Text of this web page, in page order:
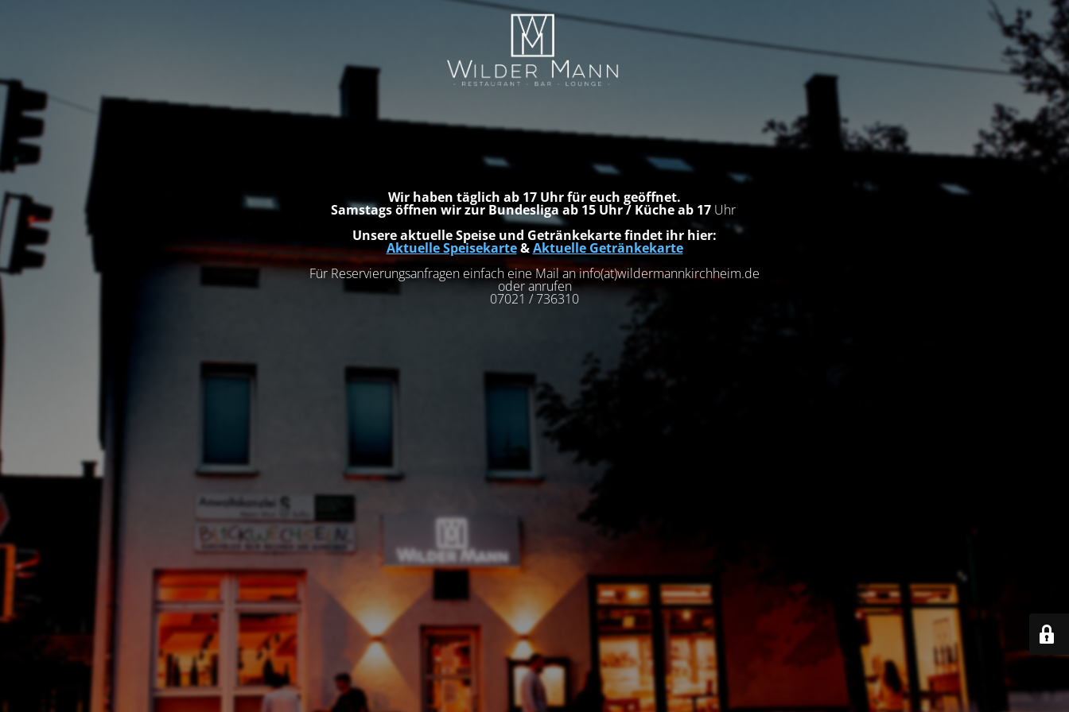
Wir haben täglich ab 17 Uhr für euch geöffnet.
Samstags öffnen wir zur Bundesliga ab 15 Uhr / Küche ab 17 Uhr
Unsere aktuelle Speise und Getränkekarte findet ihr hier:
Aktuelle Speisekarte&Aktuelle Getränkekarte
Für Reservierungsanfragen einfach eine Mail an info(at)wildermannkirchheim.de
oder anrufen
07021 / 736310